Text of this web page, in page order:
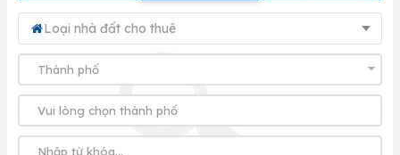
Loại nhà đất cho thuê